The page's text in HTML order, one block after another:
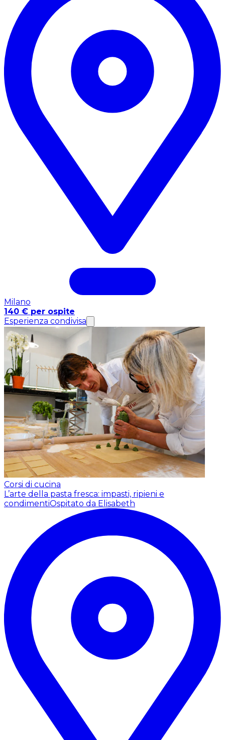
Milano
140 € per ospite
Esperienza condivisa
Corsi di cucina
L’arte della pasta fresca: impasti, ripieni e
condimentiOspitato da Elisabeth